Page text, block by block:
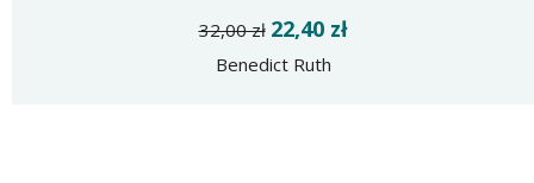
32,00 zł 22,40 zł
Benedict Ruth